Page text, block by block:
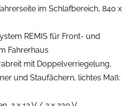
im Schlafbereich, 840 x
REMIS für Front- und
Fahrerhaus
mit Doppelverriegelung,
und Staufächern, lichtes Maß: